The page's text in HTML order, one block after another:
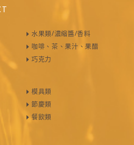
水果類/濃縮醬/香料
咖啡、茶、果汁、果醋
巧克力
模具類
節慶類
餐飲類